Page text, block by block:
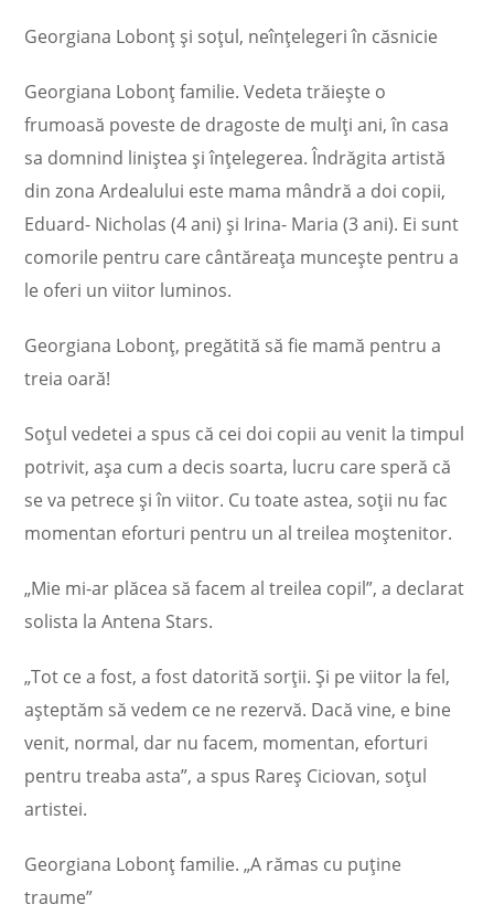
Georgiana Lobonț și soțul, neînțelegeri în căsnicie
Georgiana Lobonț familie. Vedeta trăiește o
frumoasă poveste de dragoste de mulți ani, în casa
sa domnind liniștea și înțelegerea. Îndrăgita artistă
din zona Ardealului este mama mândră a doi copii,
Eduard- Nicholas (4 ani) și Irina- Maria (3 ani). Ei sunt
comorile pentru care cântăreața muncește pentru a
le oferi un viitor luminos.
Georgiana Lobonț, pregătită să fie mamă pentru a
treia oară!
Soțul vedetei a spus că cei doi copii au venit la timpul
potrivit, așa cum a decis soarta, lucru care speră că
se va petrece și în viitor. Cu toate astea, soții nu fac
momentan eforturi pentru un al treilea moștenitor.
„Mie mi-ar plăcea să facem al treilea copil”, a declarat
solista la Antena Stars.
„Tot ce a fost, a fost datorită sorții. Și pe viitor la fel,
așteptăm să vedem ce ne rezervă. Dacă vine, e bine
venit, normal, dar nu facem, momentan, eforturi
pentru treaba asta”, a spus Rareș Ciciovan, soțul
artistei.
Georgiana Lobonț familie. „A rămas cu puține
traume”